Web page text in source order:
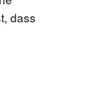
dass